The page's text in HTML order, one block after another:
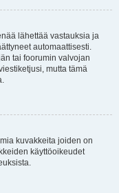
lähettää vastauksia ja
automaattisesti.
tai foorumin valvojan
mutta tämä
kuvakkeita joiden on
käyttöoikeudet